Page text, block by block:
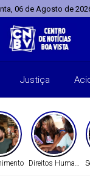
06 de Agosto de
Justiça
Direitos Humanos